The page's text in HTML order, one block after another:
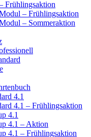
Frühlingsaktion
– Frühlingsaktion
– Sommeraktion
4.1
4.1 – Frühlingsaktion
4.1
4.1 – Aktion
4.1 – Frühlingsaktion